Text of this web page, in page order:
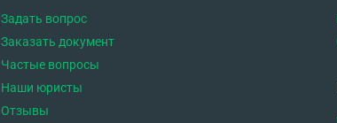
Задать вопрос
Заказать документ
Частые вопросы
Наши юристы
Отзывы